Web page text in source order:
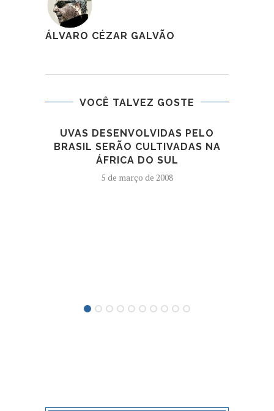
ÁLVARO CÉZAR GALVÃO
VOCÊ TALVEZ GOSTE
UVAS DESENVOLVIDAS PELO
BRASIL SERÃO CULTIVADAS NA
ÁFRICA DO SUL
5 de março de 2008